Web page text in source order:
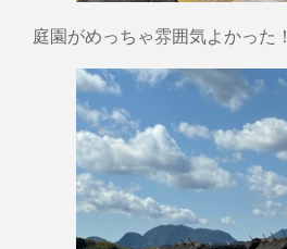
庭園がめっちゃ雰囲気よかった！